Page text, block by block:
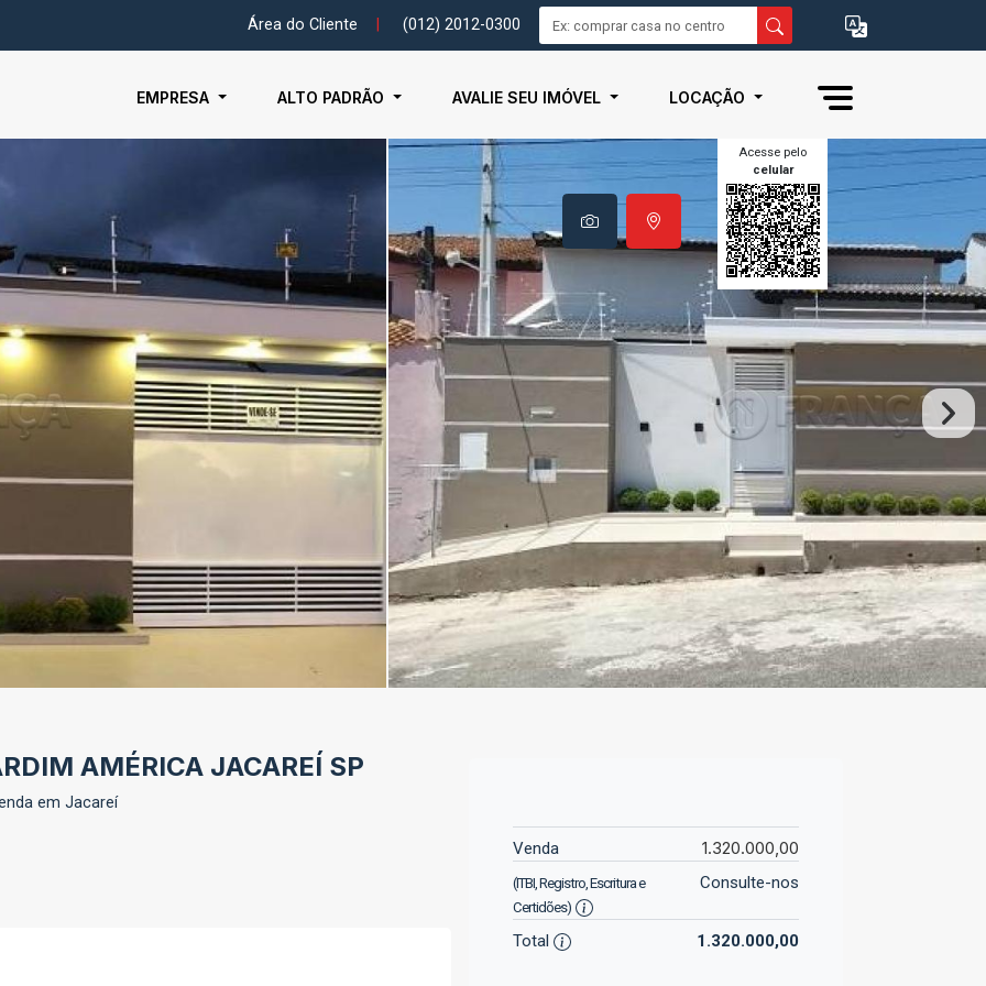
Área do Cliente (012) 2012-0300
EMPRESA ALTO PADRÃO AVALIE SEU IMÓVEL LOCAÇÃO
Acesse pelo
celular
AMÉRICA JACAREÍ SP
em Jacareí
Venda 1.320.000,00
(ITBI, Registro, Escritura e
Certidões)
Consulte-nos
Total 1.320.000,00